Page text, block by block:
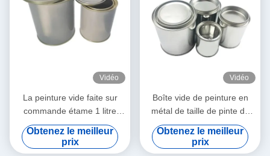
Vidéo
La peinture vide faite sur
commande étame 1 litre
autour des boîtes des
véhicules à moteur de
peinture avec le couvercle
Obtenez le meilleur
prix
Vidéo
Boîte vide de peinture en
métal de taille de pinte de
1/2 avec le couvercle,
récipients d'entreposage de
peinture pour la peinture de
Obtenez le meilleur
prix